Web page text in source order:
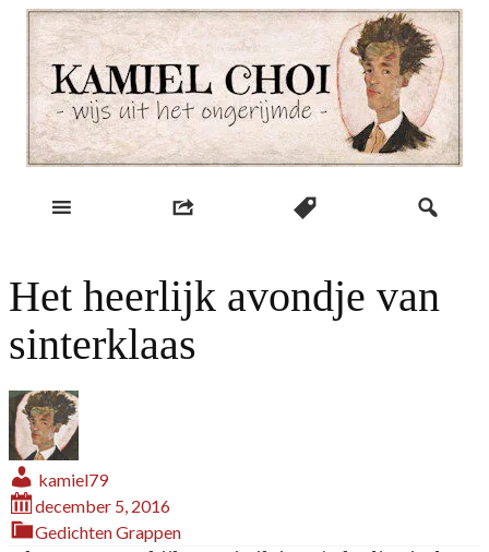
Skip
content
Kamiel Choi
Het heerlijk avondje van
sinterklaas
kamiel79
december 5, 2016
GedichtenGrappen